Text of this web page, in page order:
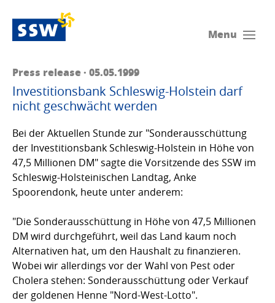
Menu
Press release · 05.05.1999
Investitionsbank Schleswig-Holstein darf
nicht geschwächt werden
Bei der Aktuellen Stunde zur "Sonderausschüttung
der Investitionsbank Schleswig-Holstein in Höhe von
47,5 Millionen DM" sagte die Vorsitzende des SSW im
Schleswig-Holsteinischen Landtag, Anke
Spoorendonk, heute unter anderem:
"Die Sonderausschüttung in Höhe von 47,5 Millionen
DM wird durchgeführt, weil das Land kaum noch
Alternativen hat, um den Haushalt zu finanzieren.
Wobei wir allerdings vor der Wahl von Pest oder
Cholera stehen: Sonderausschüttung oder Verkauf
der goldenen Henne "Nord-West-Lotto".